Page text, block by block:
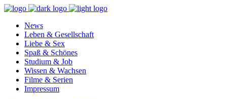
News
Leben & Gesellschaft
Liebe & Sex
Spaß & Schönes
Studium & Job
Wissen & Wachsen
Filme & Serien
Impressum